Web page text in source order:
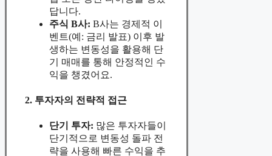
답니다.
주식 B사: B사는 경제적 이
벤트(예: 금리 발표) 이후 발
생하는 변동성을 활용해 단
기 매매를 통해 안정적인 수
익을 챙겼어요.
2. 투자자의 전략적 접근
단기 투자: 많은 투자자들이
단기적으로 변동성 돌파 전
략을 사용해 빠른 수익을 추